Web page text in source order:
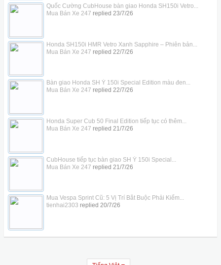
Quốc Cường CubHouse bàn giao Honda SH150i Vetro...
Mua Bán Xe 247 replied 23/7/26
Honda SH150i HMR Vetro Xanh Sapphire – Phiên bản...
Mua Bán Xe 247 replied 22/7/26
Bàn giao Honda SH Ý 150i Special Edition màu đen...
Mua Bán Xe 247 replied 22/7/26
Honda Super Cub 50 Final Edition tiếp tục có thêm...
Mua Bán Xe 247 replied 21/7/26
CubHouse tiếp tục bàn giao SH Ý 150i Special...
Mua Bán Xe 247 replied 21/7/26
Mua Vespa Sprint Cũ: 5 Vị Trí Bắt Buộc Phải Kiểm...
tienhai2303 replied 20/7/26